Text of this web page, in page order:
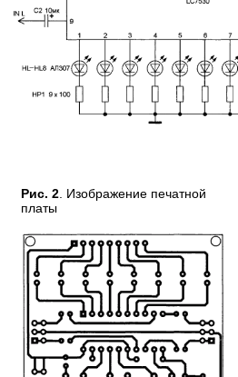
Рис. 2 . Изображение печатной
платы